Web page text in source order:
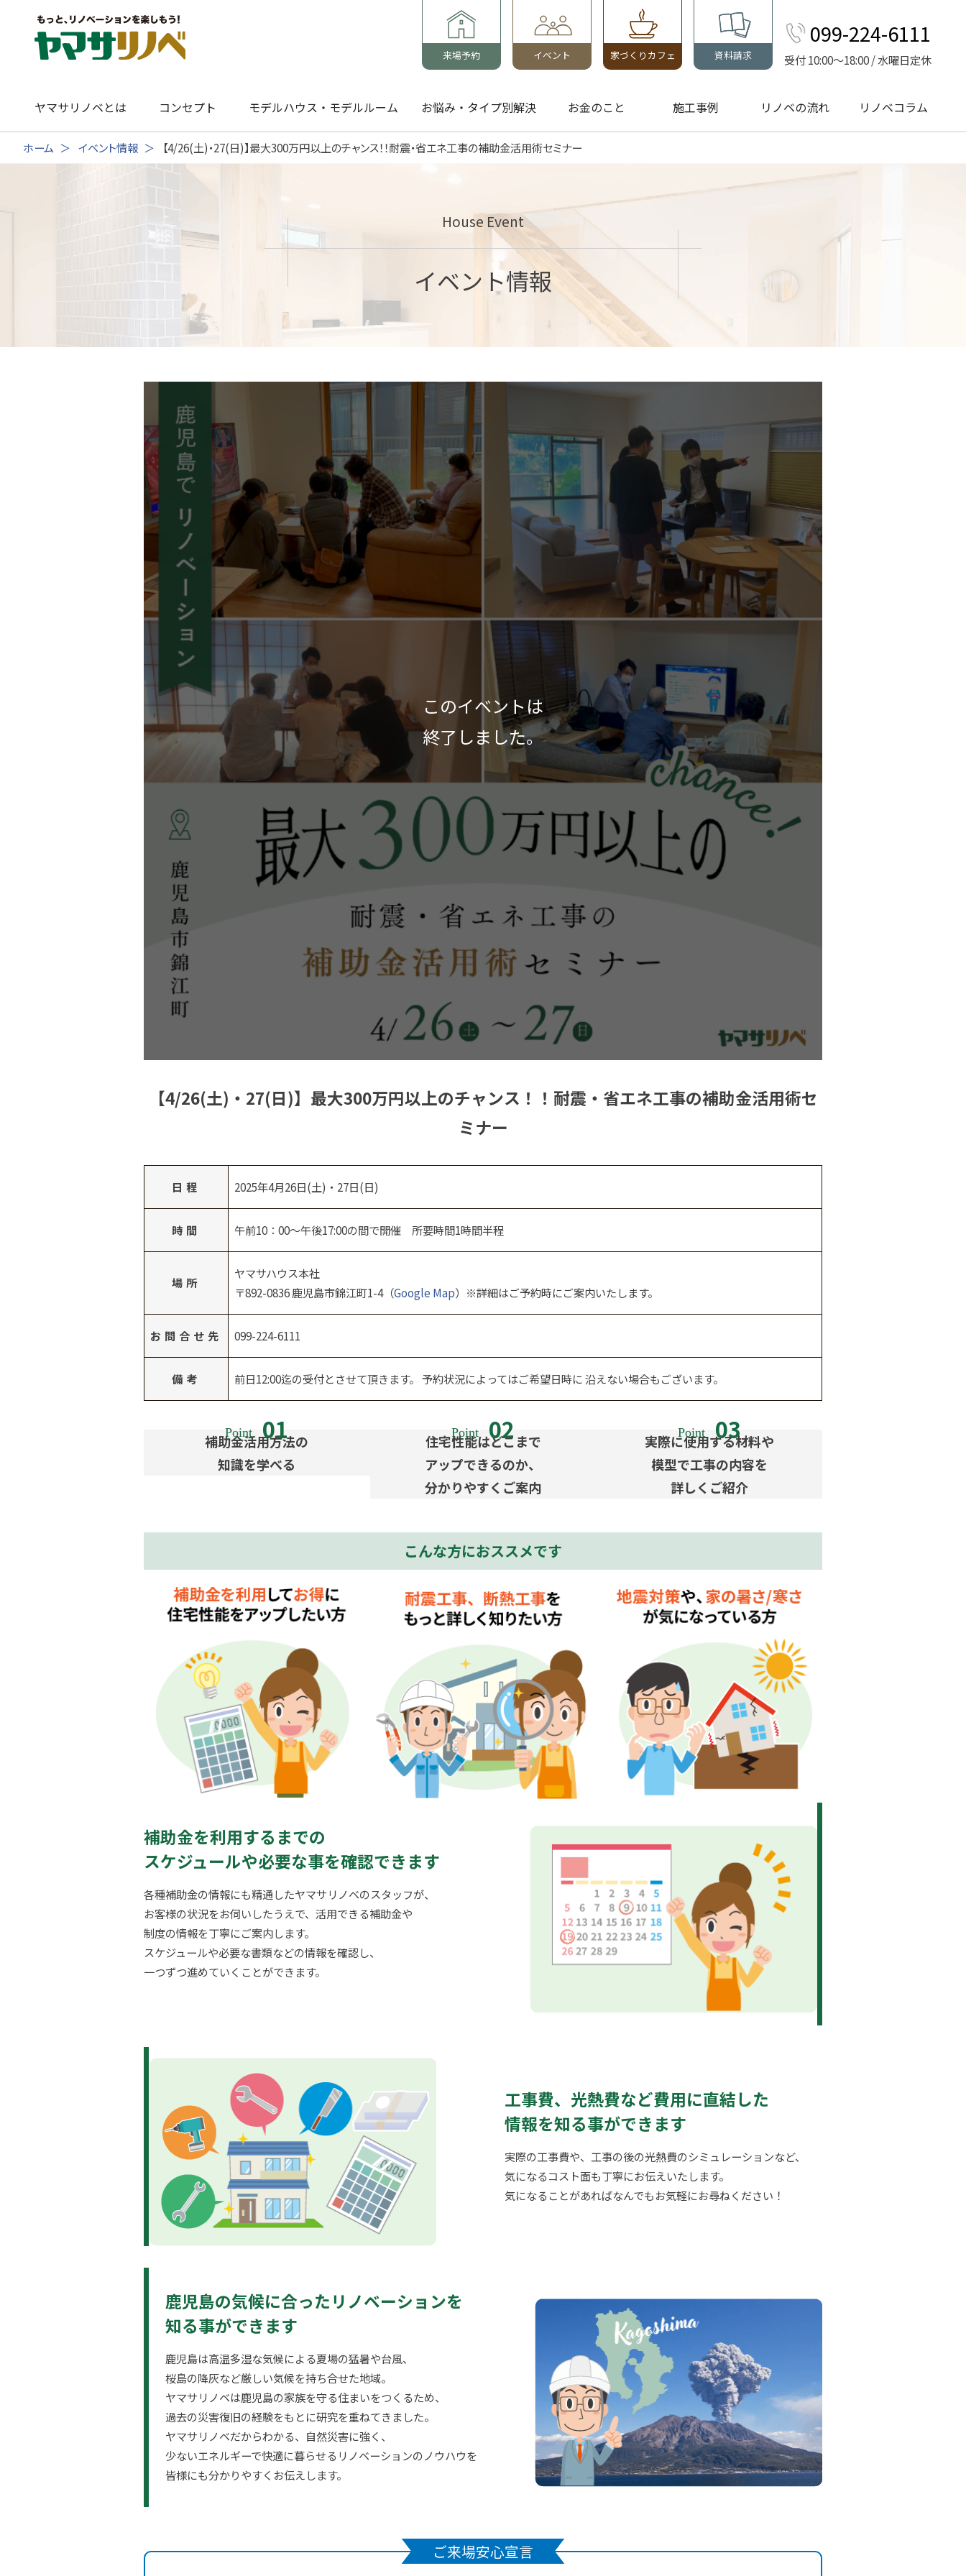
content
来場予約 イベント 家づくりカフェ 資料請求
099-224-6111
受付 10:00～18:00 / 水曜日定休
ヤマサリノベとは コンセプト モデルハウス・モデルルーム お悩み・タイプ別解決 お金のこと 施工事例 リノベの流れ リノベコラム
ホーム イベント情報 【4/26(土)・27(日)】最大300万円以上のチャンス！！耐震・省エネ工事の補助金活用術セミナー
House Event
イベント情報
【4/26(土)・27(日)】最大300万円以上のチャンス！！耐震・省エネ工事の補助金活用術セ
ミナー
日程 2025年4月26日(土)・27日(日)
時間 午前10：00～午後17:00の間で開催 所要時間1時間半程
場所
ヤマサハウス本社
〒892-0836 鹿児島市錦江町1-4（Google Map）※詳細はご予約時にご案内いたします。
お問合せ先 099-224-6111
備考 前日12:00迄の受付とさせて頂きます。 予約状況によってはご希望日時に 沿えない場合もございます。
補助金活用方法の
知識を学べる
住宅性能はどこまで
アップできるのか、
分かりやすくご案内
実際に使用する材料や
模型で工事の内容を
詳しくご紹介
こんな方におススメです
補助金を利用するまでの
スケジュールや必要な事を確認できます
各種補助金の情報にも精通したヤマサリノベのスタッフが、
お客様の状況をお伺いしたうえで、活用できる補助金や
制度の情報を丁寧にご案内します。
スケジュールや必要な書類などの情報を確認し、
一つずつ進めていくことができます。
工事費、光熱費など費用に直結した
情報を知る事ができます
実際の工事費や、工事の後の光熱費のシミュレーションなど、
気になるコスト面も丁寧にお伝えいたします。
気になることがあればなんでもお気軽にお尋ねください！
鹿児島の気候に合ったリノベーションを
知る事ができます
鹿児島は高温多湿な気候による夏場の猛暑や台風、
桜島の降灰など厳しい気候を持ち合せた地域。
ヤマサリノベは鹿児島の家族を守る住まいをつくるため、
過去の災害復旧の経験をもとに研究を重ねてきました。
ヤマサリノベだからわかる、自然災害に強く、
少ないエネルギーで快適に暮らせるリノベーションのノウハウを
皆様にも分かりやすくお伝えします。
ご来場安心宣言